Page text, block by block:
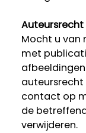
Auteursrecht
Mocht u van
met
contact op
de
verwijderen.